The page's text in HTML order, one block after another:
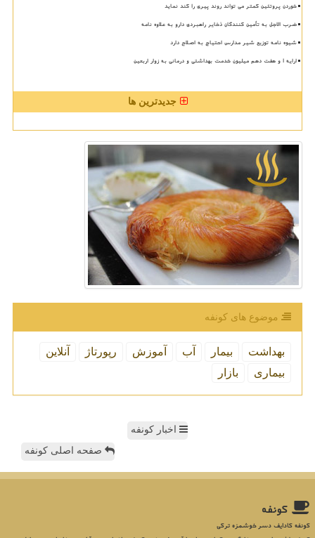
خوردن پروتئین کمتر می تواند روند پیری را کند نماید
ضرب الاجل به تأمین کنندگان ذخایر راهبردی دارو به علاوه نامه
شیوه نامه توزیع شیر مدارس احتیاج به اصلاح دارد
ارایه ۱ و هفت دهم میلیون خدمت بهداشتی و درمانی به زوار اربعین
جدیدترین ها
موضوع های كونفه
بهداشت بیمار آب آموزش رپورتاژ
آنلاین
بیماری
بازار
اخبار کونفه
صفحه اصلی کونفه
كونفه
کونفه کادایف دسر خوشمزه ترکی